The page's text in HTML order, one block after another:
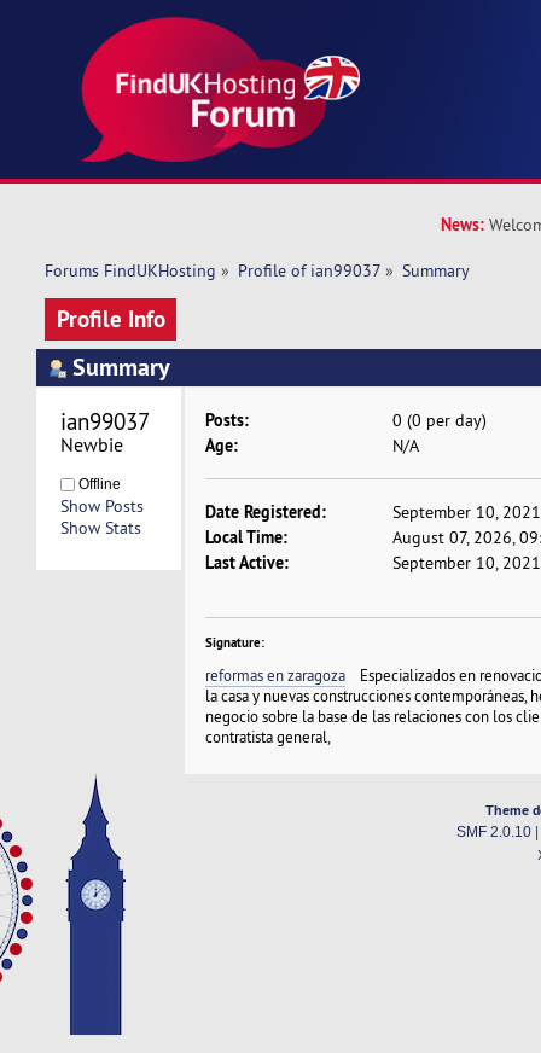
News:
Forums FindUKHosting » Profile of ian99037 » Summary
Profile Info
Summary
ian99037
Newbie
Offline
Show Posts
Show Stats
Posts: 0 (0 per day)
Age: N/A
Date Registered: September 10,
Local Time: August 07, 2026,
Last Active: September 10,
Signature:
reformas en zaragoza Especializados en
la casa y nuevas construcciones contemporáneas,
negocio sobre la base de las relaciones con los
contratista general,
Theme
SMF 2.0.10|